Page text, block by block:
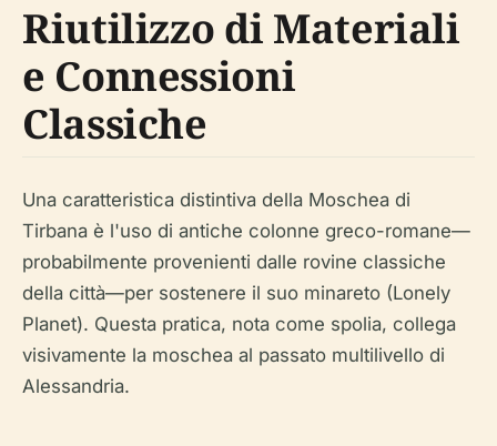
Riutilizzo di Materiali
e Connessioni
Classiche
Una caratteristica distintiva della Moschea di
Tirbana è l'uso di antiche colonne greco-romane—
probabilmente provenienti dalle rovine classiche
della città—per sostenere il suo minareto (Lonely
Planet). Questa pratica, nota come spolia, collega
visivamente la moschea al passato multilivello di
Alessandria.